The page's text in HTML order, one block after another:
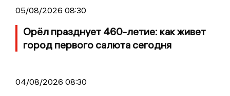
05/08/2026 08:30
Орёл празднует 460-летие: как живет
город первого салюта сегодня
04/08/2026 08:30